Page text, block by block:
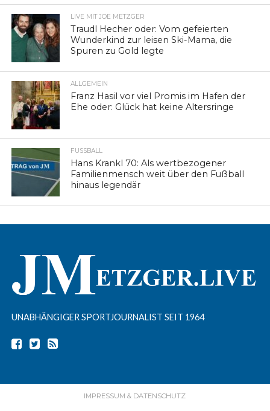
LIVE MIT JOE METZGER
Traudl Hecher oder: Vom gefeierten
Wunderkind zur leisen Ski-Mama, die
Spuren zu Gold legte
ALLGEMEIN
Franz Hasil vor viel Promis im Hafen der
Ehe oder: Glück hat keine Altersringe
FUSSBALL
Hans Krankl 70: Als wertbezogener
Familienmensch weit über den Fußball
hinaus legendär
UNABHÄNGIGER SPORTJOURNALIST SEIT 1964
IMPRESSUM & DATENSCHUTZ